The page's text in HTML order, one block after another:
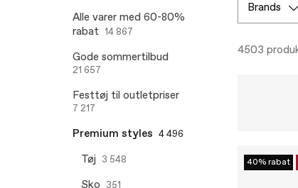
Alle varer med 60-80%
rabat 14 867
Gode sommertilbud
21 657
Festtøj til outletpriser
7 217
Premium styles 4 496
Tøj 3 548
Sko 351
brands
4503
40% rabat